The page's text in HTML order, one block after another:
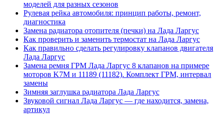
моделей для разных сезонов
Рулевая рейка автомобиля: принцип работы, ремонт,
диагностика
Замена радиатора отопителя (печки) на Лада Ларгус
Как проверить и заменить термостат на Лада Ларгус
Как правильно сделать регулировку клапанов двигателя
Лада Ларгус
Замена ремня ГРМ Лада Ларгус 8 клапанов на примере
моторов K7M и 11189 (11182). Комплект ГРМ, интервал
замены
Зимняя заглушка радиатора Лада Ларгус
Звуковой сигнал Лада Ларгус — где находится, замена,
артикул